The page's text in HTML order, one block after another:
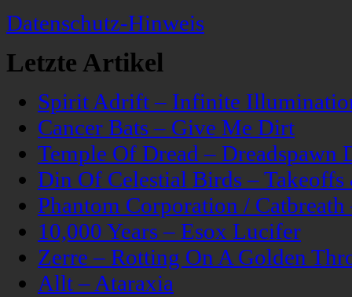
Datenschutz-Hinweis
Letzte Artikel
Spirit Adrift – Infinite
Cancer Bats – Give Me Dirt
Temple Of Dread – Dreadspawn
Din Of Celestial Birds –
Phantom Corporation /
10,000 Years – Esox Lucifer
Zerre – Rotting On A Golden
Allt – Ataraxia